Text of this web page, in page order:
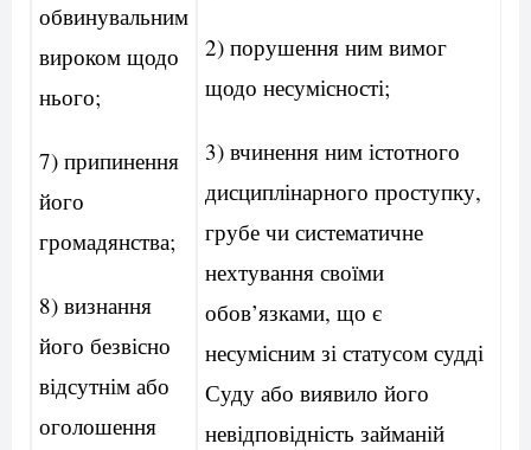
обвинувальним
вироком щодо
нього;
7) припинення
його
громадянства;
8) визнання
його безвісно
відсутнім або
оголошення
2) порушення ним вимог
щодо несумісності;
3) вчинення ним істотного
дисциплінарного проступку,
грубе чи систематичне
нехтування своїми
обов’язками, що є
несумісним зі статусом судді
Суду або виявило його
невідповідність займаній